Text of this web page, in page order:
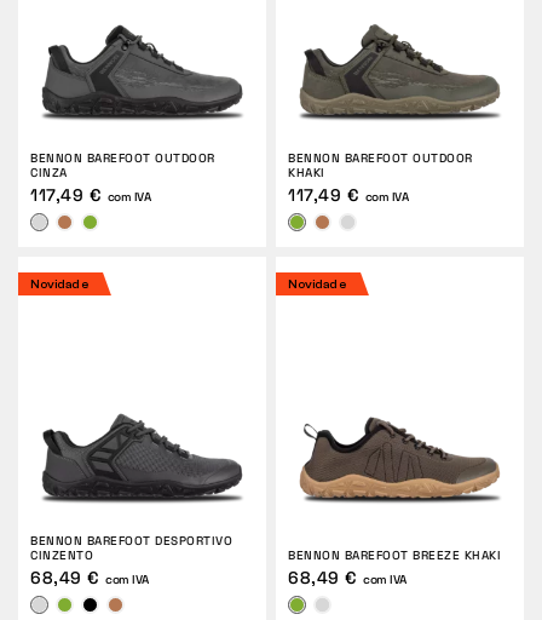
BENNON BAREFOOT OUTDOOR
CINZA
117,49 € com IVA
BENNON BAREFOOT OUTDOOR
KHAKI
117,49 € com IVA
Novidade
BENNON BAREFOOT DESPORTIVO
CINZENTO
68,49 € com IVA
Novidade
BENNON BAREFOOT BREEZE KHAKI
68,49 € com IVA